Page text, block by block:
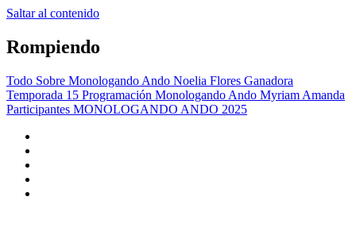
Saltar al contenido
Rompiendo
Todo Sobre Monologando Ando Noelia Flores Ganadora
Temporada 15 Programación Monologando Ando Myriam Amanda
Participantes MONOLOGANDO ANDO 2025